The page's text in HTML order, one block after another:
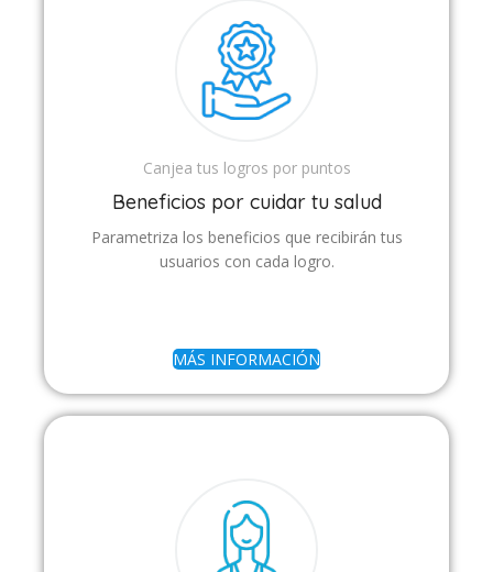
Canjea tus logros por puntos
Beneficios por cuidar tu salud
Parametriza los beneficios que recibirán tus
usuarios con cada logro.
MÁS INFORMACIÓN